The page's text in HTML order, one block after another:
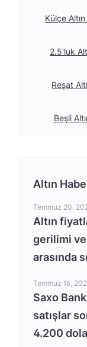
Külçe
2.5'luk
Reşat
Beşli
Altın
Temmuz 20,
Altın
gerilimi
arasında
Temmuz 16,
Saxo
satışlar
4.200